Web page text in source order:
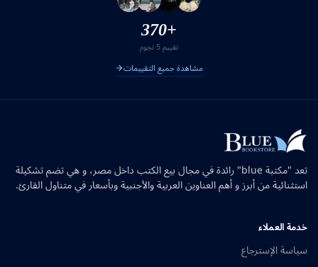
+370
تقييم 5 نجوم
مشاهدة جميع التقييمات
تعد "مكتبة blue" رائدة في مجال بيع الكتب داخل مصر، و هي تضم تشكيلة
استثنائية من أبرز و أهم العناوين العربية والأجنبية وبأسعار في متناول القارئ.
خدمة العملاء
سياسة الإسترجاع